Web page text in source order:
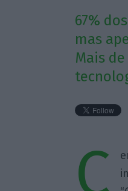
67%
mas
Mais
C